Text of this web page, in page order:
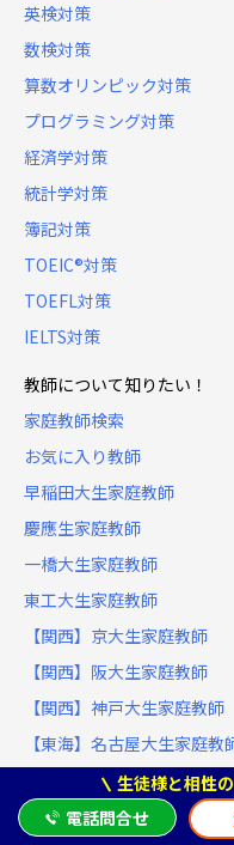
生徒様と相性
電話問合せ
英検対策
数検対策
算数オリンピック対策
プログラミング対策
経済学対策
統計学対策
簿記対策
TOEIC®対策
TOEFL対策
IELTS対策
教師について知りたい！
家庭教師検索
お気に入り教師
早稲田大生家庭教師
慶應生家庭教師
一橋大生家庭教師
東工大生家庭教師
【関西】京大生家庭教師
【関西】阪大生家庭教師
【関西】神戸大生家庭教師
【東海】名古屋大生家庭教
理系×女性 家庭教師
当サイトおよびサービスの